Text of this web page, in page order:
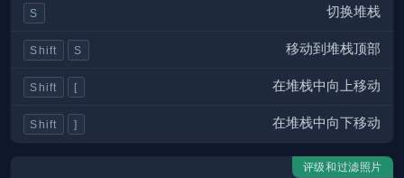
S 切换堆栈
Shift S 移动到堆栈顶部
Shift [ 在堆栈中向上移动
Shift ] 在堆栈中向下移动
评级和过滤照片